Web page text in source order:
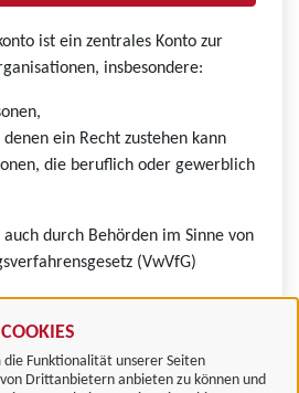
Funktionalität unserer Seiten
Drittanbietern anbieten zu können und
ist ein zentrales Konto zur
insbesondere:
ein Recht zustehen kann
die beruflich oder gewerblich
durch Behörden im Sinne von
(VwVfG)